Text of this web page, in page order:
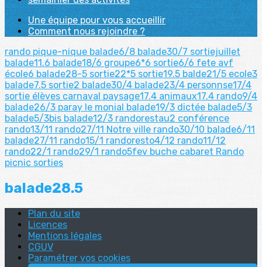
Une équipe pour vous accueillir
Comment nous rejoindre ?
rando pique-nique balade6/8 balade30/7 sortiejuillet
balade11.6 balade18/6 groupe6*6 sortie6/6 fete avf
école6 balade28-5 sortie22*5 sortie19.5 balde21/5 ecole3
balade7.5 sortie2 balade30/4 balade23/4 personnse17/4
sortie élèves carnaval paysage17.4 animaux17.4 rando9/4
balade26/3 paray le monial balade19/3 dictée balade5/3
balade5/3bis balade12/3 randorestau2 conférence
rando13/11 rando27/11 Notre ville rando30/10 balade6/11
balade27/11 rando15/1 randoresto4/12 rando11/12
rando22/1 rando29/1 rando5fev buche cabaret Rando
picnic sorties
balade28.5
Plan du site
Licences
Mentions légales
CGUV
Paramétrer vos cookies